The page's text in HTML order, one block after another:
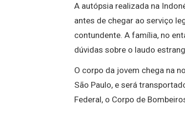
A autópsia realizada na
antes de chegar ao serviço
contundente. A família, no
dúvidas sobre o laudo
O corpo da jovem chega na
São Paulo, e será
Federal, o Corpo de